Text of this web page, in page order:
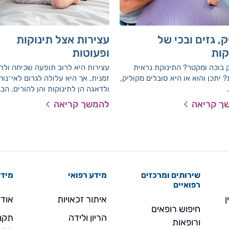
גזים ובכי של
בוכה ומקטר? התינוקת נראית
יתכן והוא או היא סובלים מקוליק,
קריאה
עצירות אצל תינוקות
ופעוטות
עצירות היא לרוב תופעה שכיחה
זמנית, אך היא עלולה לגרום
ולדאגה הן לתינוקות והן להורים.
נחשב תקין, מה יכול לעזור ומתי
לפנות לייעוץ רפואי יכולה להקל על
להמשך קריאה
שירותים ומרכזים
רפואיים
חיפוש רופאים
ורופאות
מידע רפואי
איתור זכאויות
הריון ולידה